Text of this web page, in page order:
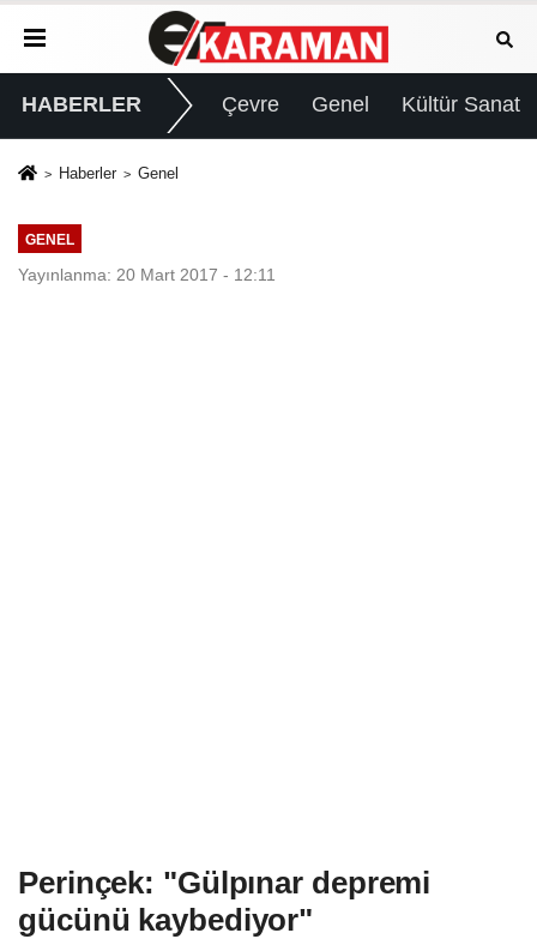
HABERLER Çevre Genel Kültür Sanat
Haberler Genel
GENEL
Yayınlanma: 20 Mart 2017 - 12:11
Perinçek: "Gülpınar depremi
gücünü kaybediyor"